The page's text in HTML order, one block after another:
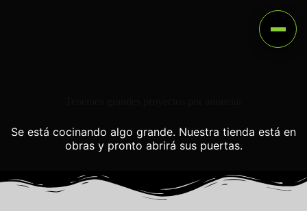
Se está cocinando algo grande. Nuestra tienda está en
obras y pronto abrirá sus puertas.